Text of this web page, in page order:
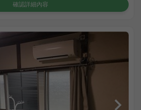
確認詳細內容